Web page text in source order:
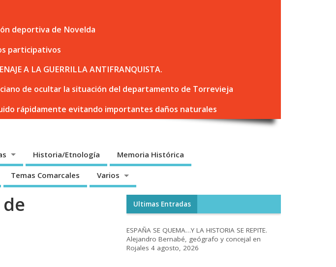
deportiva de Novelda
participativos
A LA GUERRILLA ANTIFRANQUISTA.
de ocultar la situación del departamento de Torrevieja
rápidamente evitando importantes daños naturales
Historia/Etnología Memoria Histórica
Temas Comarcales Varios
Ultimas Entradas
ESPAÑA SE QUEMA…Y LA HISTORIA SE REPITE.
Alejandro Bernabé, geógrafo y concejal en
Rojales 4 agosto, 2026